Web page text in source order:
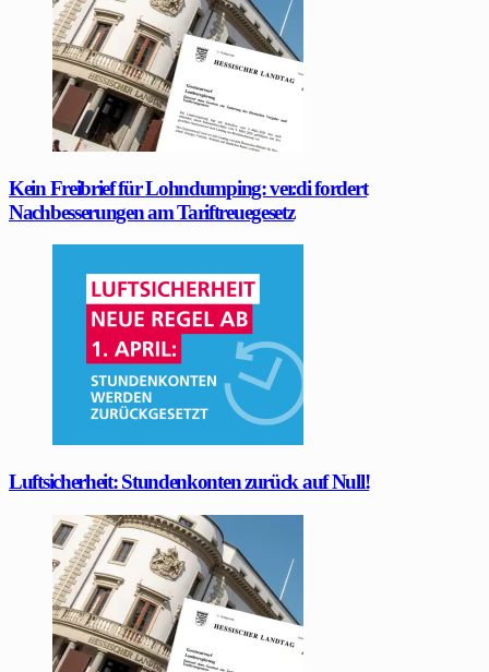
Kein Freibrief für Lohndumping: ver.di fordert
Nachbesserungen am Tariftreuegesetz
Luftsicherheit: Stundenkonten zurück auf Null!